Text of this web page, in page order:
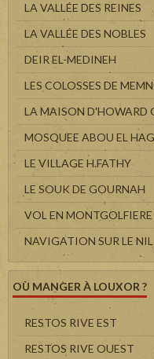
LA VALLÉE DES REINES
LA VALLÉE DES NOBLES
DEIR EL-MEDINEH
LES COLOSSES DE
LA MAISON D'HOWARD
MOSQUEE ABOU EL
LE VILLAGE H.FATHY
LE SOUK DE GOURNAH
VOL EN MONTGOLFIERE
NAVIGATION SUR LE NIL
OÙ MANGER À LOUXOR ?
RESTOS RIVE EST
RESTOS RIVE OUEST